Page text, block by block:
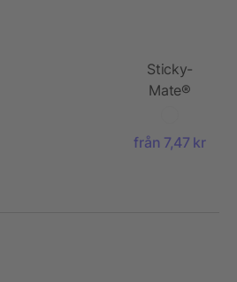
Sticky-
Mate®
återvunnet
från 7,47 kr